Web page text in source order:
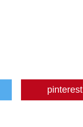
pinterest